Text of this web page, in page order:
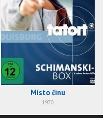
Místo činu
1970